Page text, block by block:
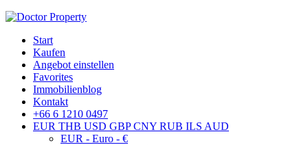
Start
Kaufen
Angebot einstellen
Favorites
Immobilienblog
Kontakt
+66 6 1210 0497
EUR THB USD GBP CNY RUB ILS AUD
EUR - Euro - €